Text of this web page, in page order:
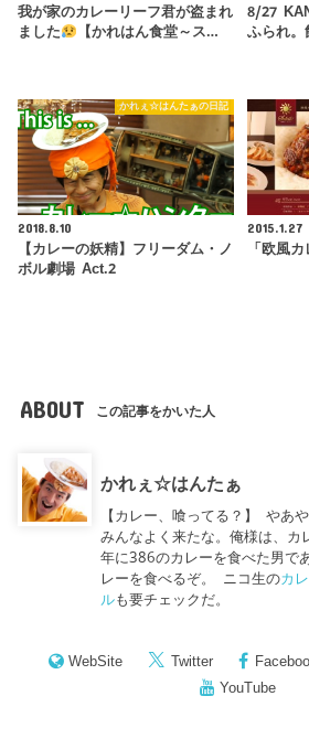
我が家のカレーリーフ君が盗まれ
ました
【かれはん食堂～ス…
8/27
ふられ。
かれぇ☆はんたぁの日記
2018.8.10
【カレーの妖精】フリーダム・ノ
ボル劇場 Act.2
2015.1.27
「欧風
ABOUT この記事をかいた人
かれぇ☆はんたぁ
【カレー、喰ってる？】 やあ
みんなよく来たな。俺様は、
年に386のカレーを食べた男で
レーを食べるぞ。 ニコ生のカ
ルも要チェックだ。
WebSite Twitter
YouTube